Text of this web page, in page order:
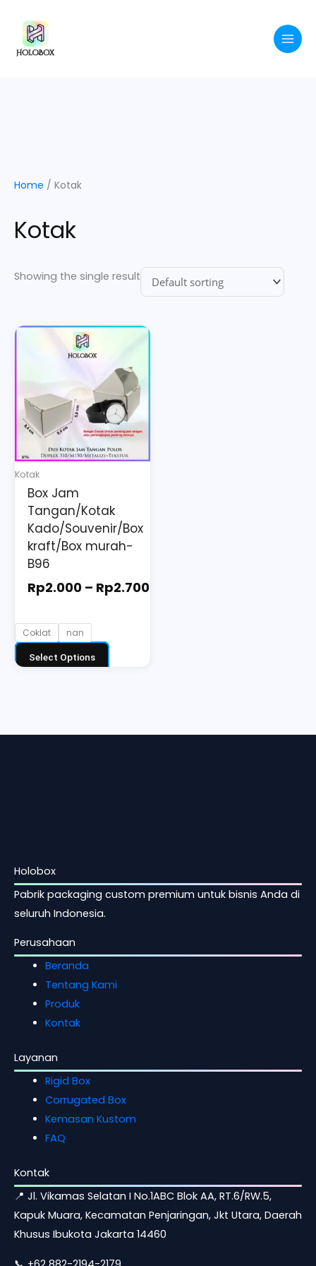
content
Home / Kotak
Kotak
Showing the single result
Kotak
Box Jam
Tangan/Kotak
Kado/Souvenir/Box
kraft/Box murah-
B96
Rp2.000 – Rp2.700
Price
Rp2.700
Coklat nan
Select Options
has
multiple
variants.
The
options
chosen
on
the
page
Holobox
Pabrik packaging custom premium untuk bisnis Anda di
seluruh Indonesia.
Perusahaan
Beranda
Tentang Kami
Produk
Kontak
Layanan
Rigid Box
Corrugated Box
Kemasan Kustom
FAQ
Kontak
📍 Jl. Vikamas Selatan I No.1ABC Blok AA, RT.6/RW.5,
Kapuk Muara, Kecamatan Penjaringan, Jkt Utara, Daerah
Khusus Ibukota Jakarta 14460